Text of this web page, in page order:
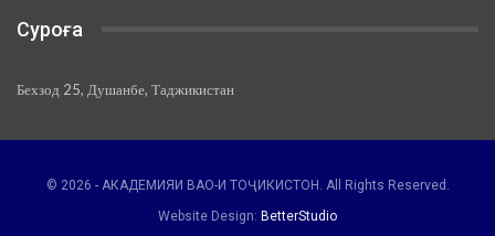
Суроға
Бехзод 25, Душанбе, Таджикистан
© 2026 - АКАДЕМИЯИ ВАО-И ТОҶИКИСТОН. All Rights Reserved.
Website Design: BetterStudio